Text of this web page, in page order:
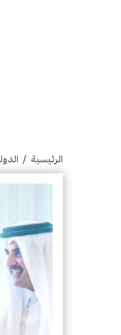
الرئيسية /